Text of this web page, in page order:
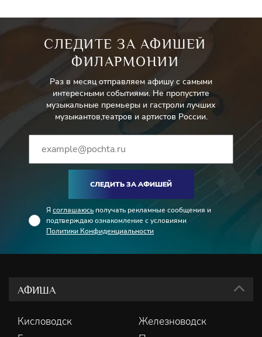
СЛЕДИТЕ ЗА АФИШЕЙ
ФИЛАРМОНИИ
Раз в месяц отправляем афишу с самыми
интересными событиями. Не пропустите
музыкальные премьеры и гастроли лучших
музыкантов,театров и артистов России.
СЛЕДИТЬ ЗА АФИШЕЙ
Я соглашаюсь получать рекламные сообщения и
подтверждаю ознакомление с условиями
Политики Конфиденциальности
АФИША
Кисловодск
Железноводск